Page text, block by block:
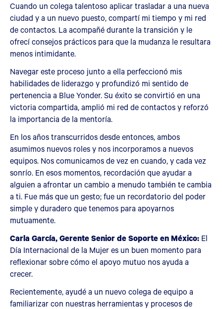
Cuando un colega talentoso aplicar trasladar a una nueva
ciudad y a un nuevo puesto, compartí mi tiempo y mi red
de contactos. La acompañé durante la transición y le
ofrecí consejos prácticos para que la mudanza le resultara
menos intimidante.
Navegar este proceso junto a ella perfeccionó mis
habilidades de liderazgo y profundizó mi sentido de
pertenencia a Blue Yonder. Su éxito se convirtió en una
victoria compartida, amplió mi red de contactos y reforzó
la importancia de la mentoría.
En los años transcurridos desde entonces, ambos
asumimos nuevos roles y nos incorporamos a nuevos
equipos. Nos comunicamos de vez en cuando, y cada vez
sonrío. En esos momentos, recordación que ayudar a
alguien a afrontar un cambio a menudo también te cambia
a ti. Fue más que un gesto; fue un recordatorio del poder
simple y duradero que tenemos para apoyarnos
mutuamente.
Carla García, Gerente Senior de Soporte en México: El
Día Internacional de la Mujer es un buen momento para
reflexionar sobre cómo el apoyo mutuo nos ayuda a
crecer.
Recientemente, ayudé a un nuevo colega de equipo a
familiarizar con nuestras herramientas y procesos de